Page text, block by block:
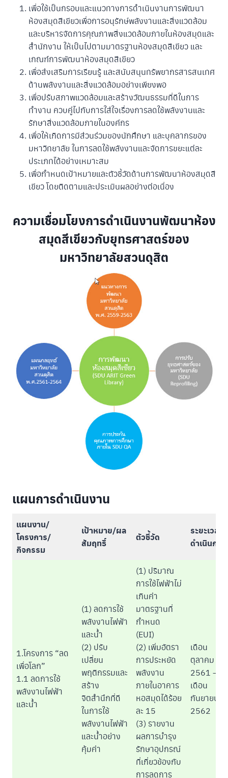
เพื่อใช้เป็นกรอบและแนวทางการดำเนินงานการพัฒนา
ห้องสมุดสีเขียวเพื่อการอนุรักษ์พลังงานและสิ่งแวดล้อม
และบริหารจัดการคุณภาพสิ่งแวดล้อมภายในห้องสมุดและ
สำนักงาน ให้เป็นไปตามมาตรฐานห้องสมุดสีเขียว และ
เกณฑ์การพัฒนาห้องสมุดสีเขียว
เพื่อส่งเสริมการเรียนรู้ และสนับสนุนทรัพยากรสารสนเทศ
ด้านพลังงานและสิ่งแวดล้อมอย่างเพียงพอ
เพื่อปรับสภาพแวดล้อมและสร้างวัฒนธรรมที่ดีในการ
ทำงาน ควบคู่ไปกับการใส่ใจเรื่องการลดใช้พลังงานและ
รักษาสิ่งแวดล้อมภายในองค์กร
เพื่อให้เกิดการมีส่วนร่วมของนักศึกษา และบุคลากรของ
มหาวิทยาลัย ในการลดใช้พลังงานและจัดการขยะแต่ละ
ประเภทได้อย่างเหมาะสม
เพื่อกำหนดเป้าหมายและตัวชี้วัดด้านการพัฒนาห้องสมุดสี
เขียว โดยติดตามและประเมินผลอย่างต่อเนื่อง
ความเชื่อมโยงการดำเนินงานพัฒนาห้อง
สมุดสีเขียวกับยุทธศาสตร์ของ
มหาวิทยาลัยสวนดุสิต
แผนการดำเนินงาน
แผนงาน/
โครงการ/
กิจกรรม
เป้าหมาย/ผล
สัมฤทธิ์
ตัวชี้วัด
ระยะเวลา
ดำเนินการ
1.โครงการ “ลด
เพื่อโลก”
1.1 ลดการใช้
พลังงานไฟฟ้า
และน้ำ
(1) ลดการใช้
พลังงานไฟฟ้า
และน้ำ
(2) ปรับ
เปลี่ยน
พฤติกรรมและ
สร้าง
จิตสำนึกที่ดี
ในการใช้
พลังงานไฟฟ้า
และน้ำอย่าง
คุ้มค่า
(1) ปริมาณ
การใช้ไฟฟ้าไม่
เกินค่า
มาตรฐานที่
กำหนด
(EUI)
(2) เพิ่มอัตรา
การประหยัด
พลังงาน
ภายในอาคาร
หอสมุดได้ร้อย
ละ 15
(3) รายงาน
ผลการบำรุง
รักษาอุปกรณ์
ที่เกี่ยวข้องกับ
การลดการ
เดือน
ตุลาคม
2561 –
เดือน
กันยายน
2562